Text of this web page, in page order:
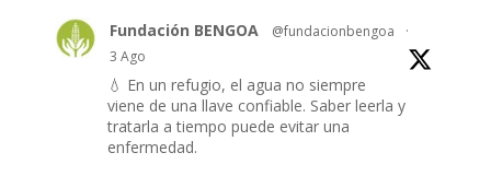
Fundación BENGOA @fundacionbengoa
·
3 Ago
💧 En un refugio, el agua no siempre
viene de una llave confiable. Saber leerla y
tratarla a tiempo puede evitar una
enfermedad.